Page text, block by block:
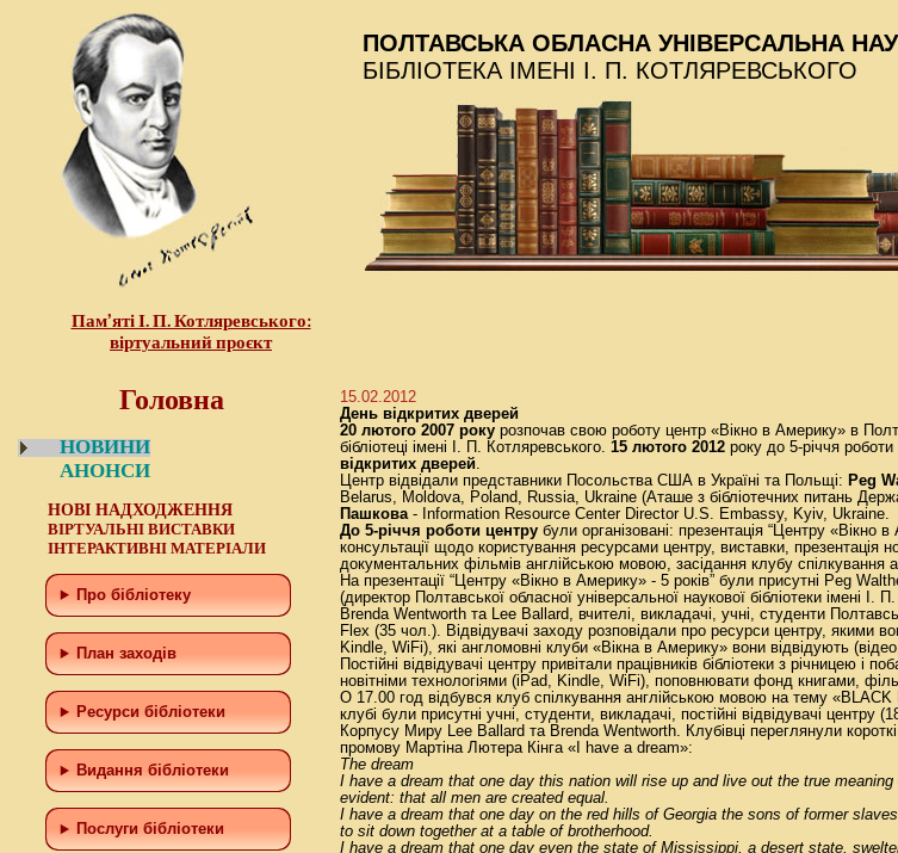
Пам’яті І. П. Котляревського:
віртуальний проєкт
ПОЛТАВСЬКА ОБЛАСНА УНІВЕРСАЛЬНА
БІБЛІОТЕКА ІМЕНІ І. П. КОТЛЯРЕВСЬКОГО
Головна
НОВИНИ
АНОНСИ
НОВІ НАДХОДЖЕННЯ
ВІРТУАЛЬНІ ВИСТАВКИ
ІНТЕРАКТИВНІ МАТЕРІАЛИ
Про бібліотеку
План заходів
Ресурси бібліотеки
Видання бібліотеки
Послуги бібліотеки
15.02.2012
День відкритих дверей
20 лютого 2007 року розпочав свою роботу центр «Вікно в Америку» в
бібліотеці імені І. П. Котляревського. 15 лютого 2012 року до 5-річчя
відкритих дверей.
Центр відвідали представники Посольства США в Україні та Польщі: Peg
Belarus, Moldova, Poland, Russia, Ukraine (Аташе з бібліотечних питань
Пашкова- Information Resource Center Director U.S. Embassy, Kyiv, Ukraine.
До 5-річчя роботи центру були організовані: презентація “Центру «Вікно
консультації щодо користування ресурсами центру, виставки, презентація
документальних фільмів англійською мовою, засідання клубу спілкування
На презентації “Центру «Вікно в Америку» - 5 років” були присутні Peg
(директор Полтавської обласної універсальної наукової бібліотеки імені
Brenda Wentworth та Lee Ballard, вчителі, викладачі, учні, студенти
Flex (35 чол.). Відвідувачі заходу розповідали про ресурси центру, якими
Kindle, WiFi), які англомовні клуби «Вікна в Америку» вони відвідують
Постійні відвідувачі центру привітали працівників бібліотеки з річницею
новітніми технологіями (iPad, Kindle, WiFi), поповнювати фонд книгами,
О 17.00 год відбувся клуб спілкування англійською мовою на тему
клубі були присутні учні, студенти, викладачі, постійні відвідувачі
Корпусу Миру Lee Ballard та Brenda Wentworth. Клубівці переглянули
промову Мартіна Лютера Кінга «I have a dream»:
The dream
I have a dream that one day this nation will rise up and live out the true
evident: that all men are created equal.
I have a dream that one day on the red hills of Georgia the sons of former
to sit down together at a table of brotherhood.
I have a dream that one day even the state of Mississippi, a desert state,